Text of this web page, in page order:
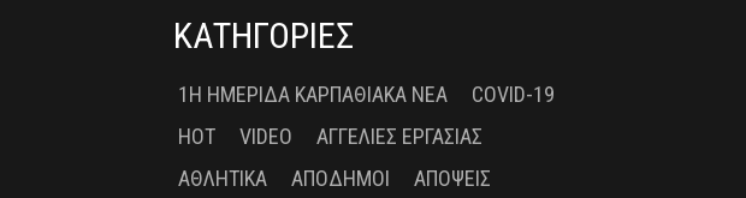
ΚΑΤΗΓΟΡΙΕΣ
1Η ΗΜΕΡΊΔΑ ΚΑΡΠΑΘΙΑΚΆ ΝΈΑ
COVID-19
HOT
VIDEO
ΑΓΓΕΛΊΕΣ ΕΡΓΑΣΊΑΣ
ΑΘΛΗΤΙΚΆ
ΑΠΌΔΗΜΟΙ ΑΠΌΨΕΙΣ